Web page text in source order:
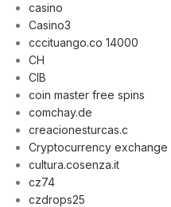
casino
Casino3
cccituango.co 14000
CH
CIB
coin master free spins
comchay.de
creacionesturcas.c
Cryptocurrency exchange
cultura.cosenza.it
cz74
czdrops25